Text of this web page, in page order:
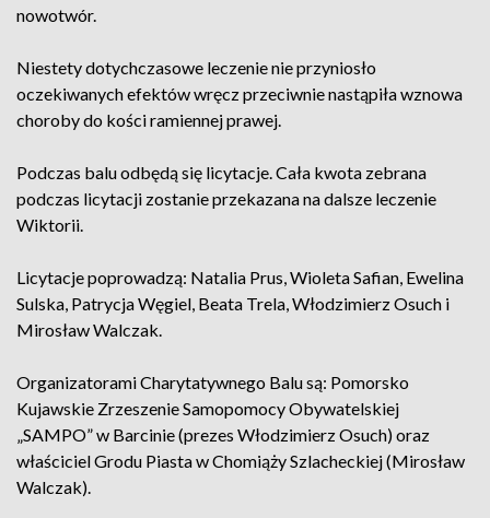
nowotwór.
Niestety dotychczasowe leczenie nie przyniosło
oczekiwanych efektów wręcz przeciwnie nastąpiła wznowa
choroby do kości ramiennej prawej.
Podczas balu odbędą się licytacje. Cała kwota zebrana
podczas licytacji zostanie przekazana na dalsze leczenie
Wiktorii.
Licytacje poprowadzą: Natalia Prus, Wioleta Safian, Ewelina
Sulska, Patrycja Węgiel, Beata Trela, Włodzimierz Osuch i
Mirosław Walczak.
Organizatorami Charytatywnego Balu są: Pomorsko
Kujawskie Zrzeszenie Samopomocy Obywatelskiej
„SAMPO” w Barcinie (prezes Włodzimierz Osuch) oraz
właściciel Grodu Piasta w Chomiąży Szlacheckiej (Mirosław
Walczak).